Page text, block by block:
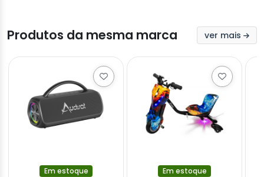
Produtos da mesma marca ver mais
Em estoque Em estoque